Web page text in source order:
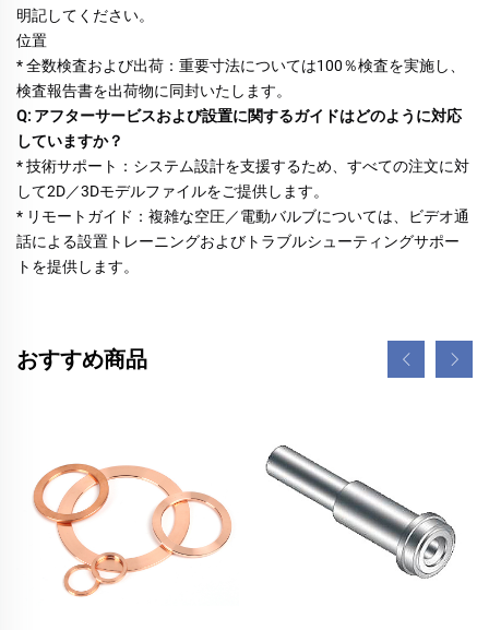
明記してください。
位置
* 全数検査および出荷：重要寸法については100％検査を実施し、
検査報告書を出荷物に同封いたします。
Q: アフターサービスおよび設置に関するガイドはどのように対応
していますか？
* 技術サポート：システム設計を支援するため、すべての注文に対
して2D／3Dモデルファイルをご提供します。
* リモートガイド：複雑な空圧／電動バルブについては、ビデオ通
話による設置トレーニングおよびトラブルシューティングサポー
トを提供します。
おすすめ商品